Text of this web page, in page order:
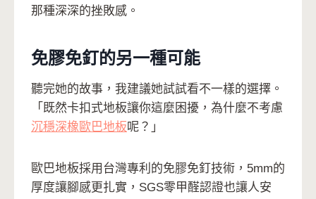
那種深深的挫敗感。
免膠免釘的另一種可能
聽完她的故事，我建議她試試看不一樣的選擇。
「既然卡扣式地板讓你這麼困擾，為什麼不考慮
沉穩深橡歐巴地板呢？」
歐巴地板採用台灣專利的免膠免釘技術，5mm的
厚度讓腳感更扎實，SGS零甲醛認證也讓人安